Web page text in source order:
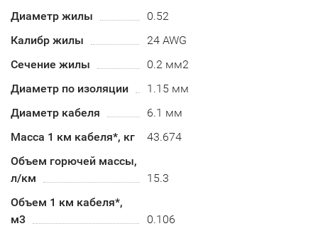
Диаметр жилы
0.52
Калибр жилы
24 AWG
Сечение жилы
0.2 мм2
Диаметр по изоляции
1.15 мм
Диаметр кабеля
6.1 мм
Масса 1 км кабеля*, кг
43.674
Объем горючей массы,
л/км
15.3
Объем 1 км кабеля*,
м3
0.106